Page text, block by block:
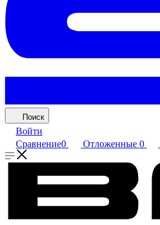
Поиск
Войти
Сравнение0 Отложенные 0